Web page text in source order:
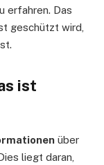
erfahren. Das
geschützt wird,
ist
über
liegt daran,